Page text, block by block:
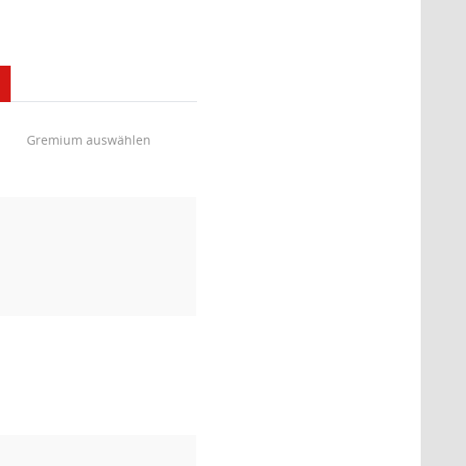
Gremium auswählen